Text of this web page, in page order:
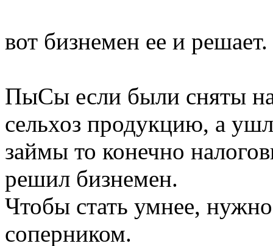
вот бизнемен ее и решает.
ПыСы если были сняты
сельхоз продукцию, а
займы то конечно
решил бизнемен.
Чтобы стать умнее,
соперником.